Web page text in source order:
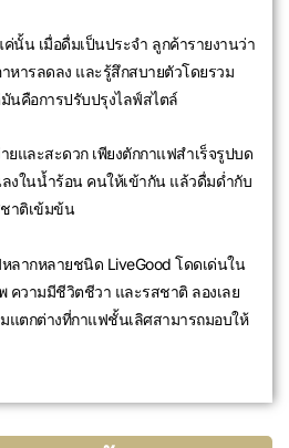
นั้น เมื่อดื่มเป็นประจำ ลูกค้ารายงานว่า
หารลดลง และรู้สึกสบายตัวโดยรวม
นคือการปรับปรุงไลฟ์สไตล์
ยและสะดวก เพียงตักกาแฟสำเร็จรูปบด
งในน้ำร้อน คนให้เข้ากัน แล้วดื่มด่ำกับ
าติเข้มข้น
ลากหลายชนิด LiveGood โดดเด่นใน
วามมีชีวิตชีวา และรสชาติ ลองเลย
ตกต่างที่กาแฟชั้นเลิศสามารถมอบให้